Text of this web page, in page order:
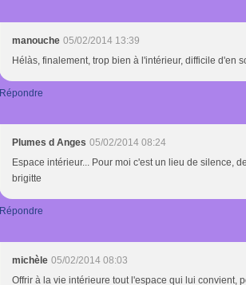
manouche 05/02/2014 13:39
Hélàs, finalement, trop bien à l'intérieur, difficile d'en
Répondre
Plumes d Anges 05/02/2014 08:24
Espace intérieur... Pour moi c'est un lieu de silence,
brigitte
Répondre
michèle 05/02/2014 08:03
Offrir à la vie intérieure tout l'espace qui lui convient,